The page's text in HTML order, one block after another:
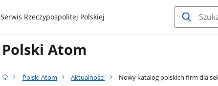
gov.pl
Serwis Rzeczypospolitej Polskiej
Polski Atom
Polski Atom Aktualności Nowy katalog polskich firm dla